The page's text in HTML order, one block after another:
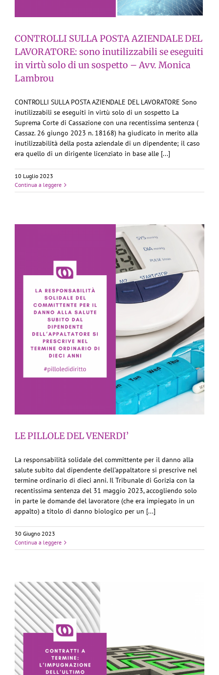
CONTROLLI SULLA POSTA AZIENDALE DEL
LAVORATORE: sono inutilizzabili se eseguiti
in virtù solo di un sospetto – Avv. Monica
Lambrou
CONTROLLI SULLA POSTA AZIENDALE DEL LAVORATORE Sono
inutilizzabili se eseguiti in virtù solo di un sospetto La
Suprema Corte di Cassazione con una recentissima sentenza (
Cassaz. 26 giungo 2023 n. 18168) ha giudicato in merito alla
inutilizzabilità della posta aziendale di un dipendente; il caso
era quello di un dirigente licenziato in base alle [...]
10 Luglio 2023
Continua a leggere
LE PILLOLE DEL VENERDI’
La responsabilità solidale del committente per il danno alla
salute subito dal dipendente dell’appaltatore si prescrive nel
termine ordinario di dieci anni. Il Tribunale di Gorizia con la
recentissima sentenza del 31 maggio 2023, accogliendo solo
in parte le domande del lavoratore (che era impiegato in un
appalto) a titolo di danno biologico per un [...]
30 Giugno 2023
Continua a leggere